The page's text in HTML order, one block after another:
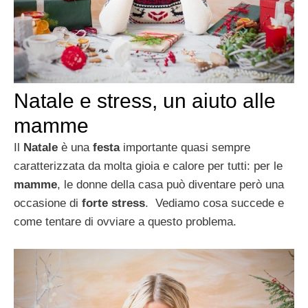
Natale e stress, un aiuto alle
mamme
Natale è una festaimportante quasi sempre
caratterizzata da molta gioia e calore per tutti: per le
mamme, le donne della casa può diventare però una
occasione di forte stress. Vediamo cosa succede e
come tentare di ovviare a questo problema.